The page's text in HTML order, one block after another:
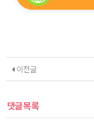
이전글
댓글목록